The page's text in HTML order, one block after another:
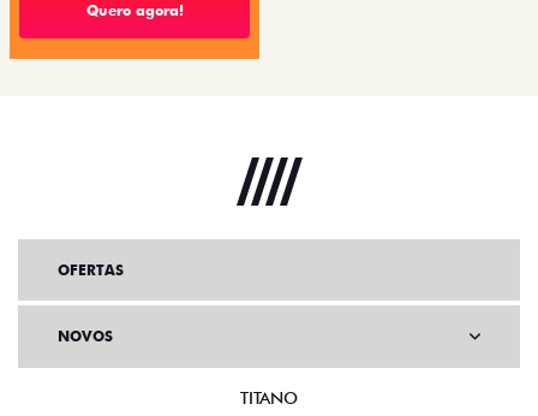
Quero agora!
OFERTAS
NOVOS
TITANO